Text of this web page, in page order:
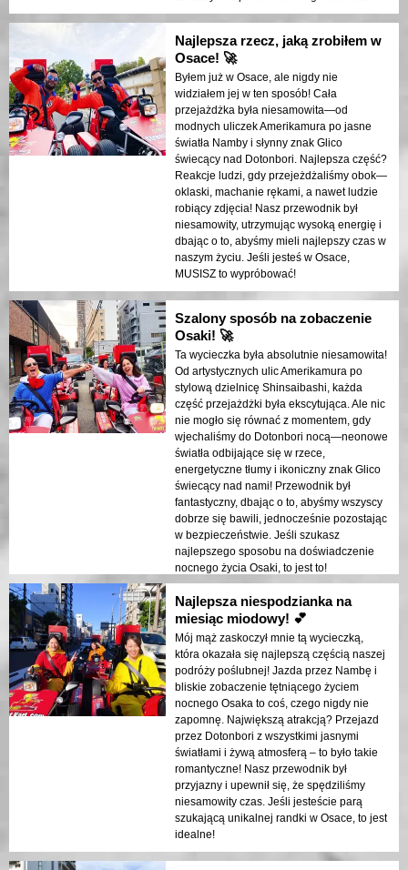
Najlepsza rzecz, jaką zrobiłem w
Osace! 🚀
Byłem już w Osace, ale nigdy nie
widziałem jej w ten sposób! Cała
przejażdżka była niesamowita—od
modnych uliczek Amerikamura po jasne
światła Namby i słynny znak Glico
świecący nad Dotonbori. Najlepsza część?
Reakcje ludzi, gdy przejeżdżaliśmy obok—
oklaski, machanie rękami, a nawet ludzie
robiący zdjęcia! Nasz przewodnik był
niesamowity, utrzymując wysoką energię i
dbając o to, abyśmy mieli najlepszy czas w
naszym życiu. Jeśli jesteś w Osace,
MUSISZ to wypróbować!
Szalony sposób na zobaczenie
Osaki! 🚀
Ta wycieczka była absolutnie niesamowita!
Od artystycznych ulic Amerikamura po
stylową dzielnicę Shinsaibashi, każda
część przejażdżki była ekscytująca. Ale nic
nie mogło się równać z momentem, gdy
wjechaliśmy do Dotonbori nocą—neonowe
światła odbijające się w rzece,
energetyczne tłumy i ikoniczny znak Glico
świecący nad nami! Przewodnik był
fantastyczny, dbając o to, abyśmy wszyscy
dobrze się bawili, jednocześnie pozostając
w bezpieczeństwie. Jeśli szukasz
najlepszego sposobu na doświadczenie
nocnego życia Osaki, to jest to!
Najlepsza niespodzianka na
miesiąc miodowy! 💕
Mój mąż zaskoczył mnie tą wycieczką,
która okazała się najlepszą częścią naszej
podróży poślubnej! Jazda przez Nambę i
bliskie zobaczenie tętniącego życiem
nocnego Osaka to coś, czego nigdy nie
zapomnę. Największą atrakcją? Przejazd
przez Dotonbori z wszystkimi jasnymi
światłami i żywą atmosferą – to było takie
romantyczne! Nasz przewodnik był
przyjazny i upewnił się, że spędziliśmy
niesamowity czas. Jeśli jesteście parą
szukającą unikalnej randki w Osace, to jest
idealne!